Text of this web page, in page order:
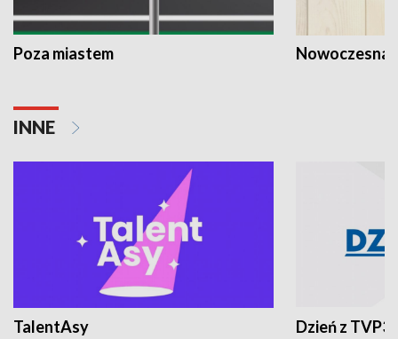
Poza miastem Nowoczesna
INNE
TalentAsy Dzień z TVP3